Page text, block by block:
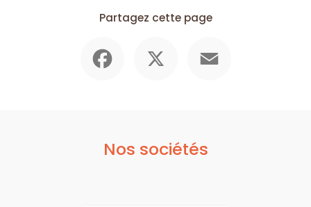
Partagez cette page
Nos sociétés